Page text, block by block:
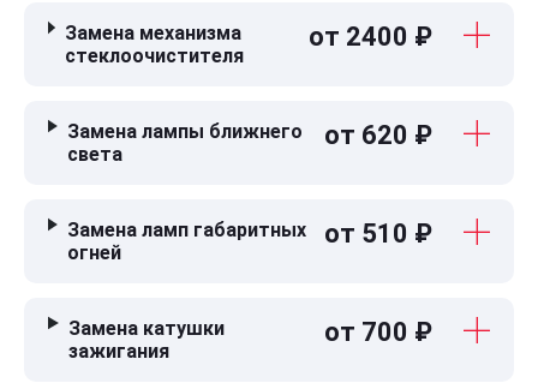
Замена механизма
стеклоочистителя
от 2400 ₽
Замена лампы ближнего
света
от 620 ₽
Замена ламп габаритных
огней
от 510 ₽
Замена катушки
зажигания
от 700 ₽